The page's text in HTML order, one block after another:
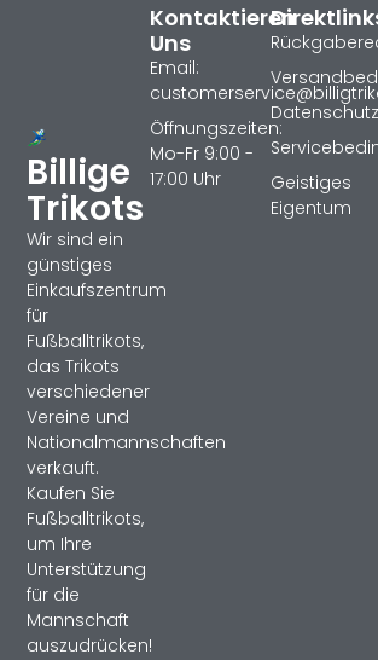
Billige
Trikots
Wir sind ein
günstiges
Einkaufszentrum
für
Fußballtrikots,
das Trikots
verschiedener
Vereine und
Nationalmannschaften
verkauft.
Kaufen Sie
Fußballtrikots,
um Ihre
Unterstützung
für die
Mannschaft
auszudrücken!
Geistiges
Eigentum
Kontaktieren
Uns
Email:
Öffnungszeiten:
Mo-Fr 9:00 -
17:00 Uhr